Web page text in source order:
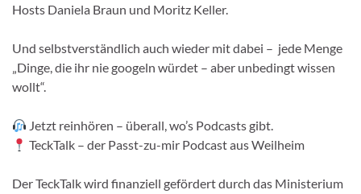
Hosts Daniela Braun und Moritz Keller.
Und selbstverständlich auch wieder mit dabei – jede Menge
„Dinge, die ihr nie googeln würdet – aber unbedingt wissen
wollt“.
Jetzt reinhören – überall, wo’s Podcasts gibt.
TeckTalk – der Passt-zu-mir Podcast aus Weilheim
Der TeckTalk wird finanziell gefördert durch das Ministerium